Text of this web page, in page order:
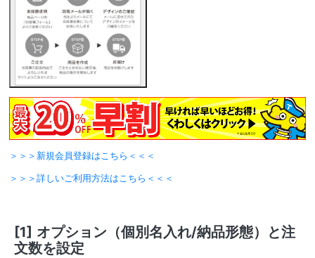
＞＞＞新規会員登録はこちら＜＜＜
＞＞＞詳しいご利用方法はこちら＜＜＜
[1] オプション（個別名入れ/納品形態）と注
文数を設定